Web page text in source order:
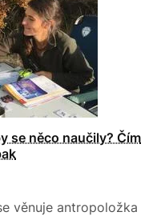
se něco naučily? Čím
věnuje antropoložka